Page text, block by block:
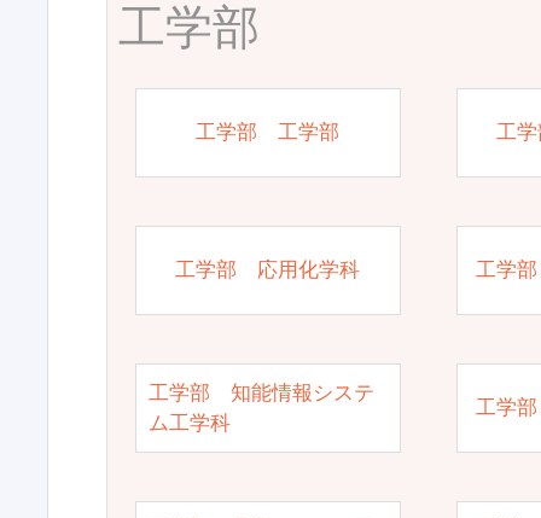
工学部
工学部 工学部 工
工学部 応用化学科 工学
工学部 知能情報システ
ム工学科
工学